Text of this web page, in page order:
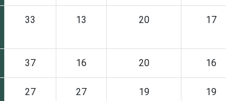
33 13 20 17
37 16 20 16
27 27 19 19